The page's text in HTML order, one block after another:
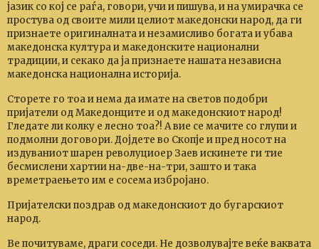
јазик со кој се раѓа, говори, учи и пишува, и на умирачка се
простува од своите мили целиот македонски народ, да ги
признаете оригиналната и незамисливо богата и убава
македонска култура и македонските национални
традиции, и секако да ја признаете нашата независна
македонска национална историја.
Сторете го тоа и нема да имате на светов подобри
пријатели од Македонците и од македонскиот народ!
Гледате ли колку е лесно тоа?! А вие се мачите со глупи и
подмолни договори. Дојдете во Скопје и пред носот на
издуваниот шарен револуциоер Заев искинете ги тие
бесмислени хартии на-две-на-три, зашто и така
времетраењето им е сосема избројано.
Пријателски поздрав од македонскиот до бугарскиот
народ.
Ве почитуваме, драги соседи. Не дозволувајте веќе ваквата